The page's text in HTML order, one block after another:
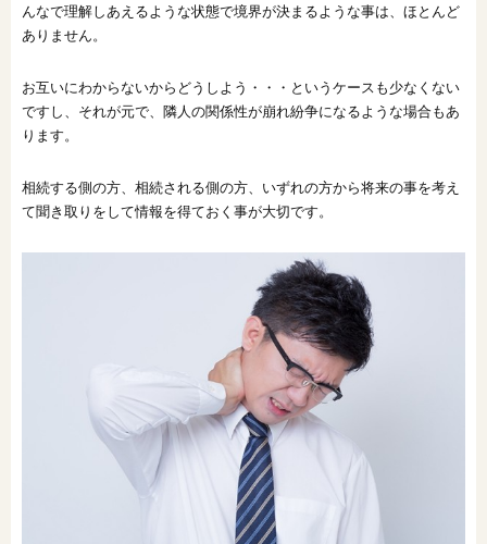
んなで理解しあえるような状態で境界が決まるような事は、ほとんど
ありません。
お互いにわからないからどうしよう・・・というケースも少なくない
ですし、それが元で、隣人の関係性が崩れ紛争になるような場合もあ
ります。
相続する側の方、相続される側の方、いずれの方から将来の事を考え
て聞き取りをして情報を得ておく事が大切です。